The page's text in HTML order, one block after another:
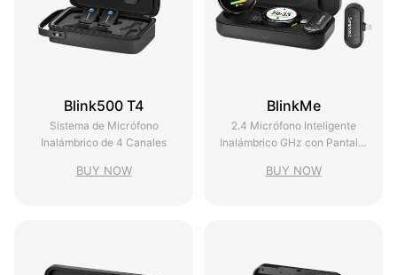
Blink500 T4
Sistema de Micrófono
Inalámbrico de 4 Canales
BUY NOW
BlinkMe
2.4 Micrófono Inteligente
Inalámbrico GHz con Pantalla
BUY NOW